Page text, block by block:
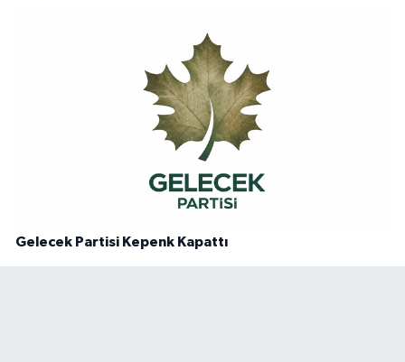
Gelecek Partisi Kepenk Kapattı